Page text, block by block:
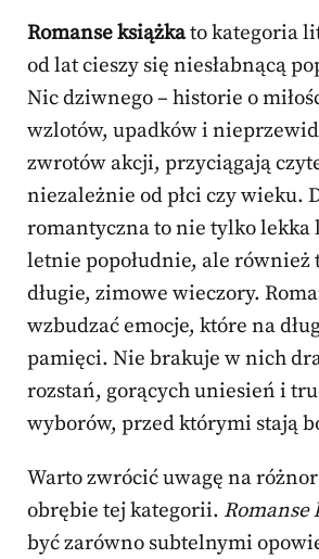
Romanse książkato kategoria
od lat cieszy się niesłabnącą
Nic dziwnego – historie o
wzlotów, upadków i
zwrotów akcji, przyciągają
niezależnie od płci czy wieku.
romantyczna to nie tylko lekka
letnie popołudnie, ale również
długie, zimowe wieczory.
wzbudzać emocje, które na
pamięci. Nie brakuje w nich
rozstań, gorących uniesień i
wyborów, przed którymi stają
Warto zwrócić uwagę na
obrębie tej kategorii. Romanse
być zarówno subtelnymi